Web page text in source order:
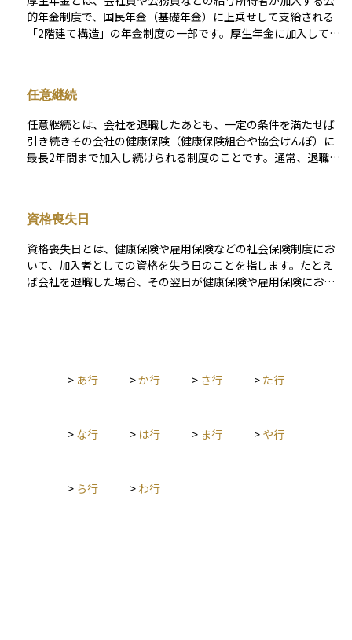
的年金制度で、国民年金（基礎年金）に上乗せして支給される
「2階建て構造」の年金制度の一部です。厚生年金に加入してい
て70歳未満の従業員が対象で、加入・脱退や保険料の納付、記
録管理は日本年金機構が行っています。老後の年金だけでな
く、障害年金や遺族年金なども含む包括的な保障があり、給与
収入がある人にとっては、生活保障の中心となる制度です。
任意継続
任意継続とは、会社を退職したあとも、一定の条件を満たせば
引き続きその会社の健康保険（健康保険組合や協会けんぽ）に
最長2年間まで加入し続けられる制度のことです。通常、退職す
申請する必要があり、保険料は全額自己負担（会社負担分も含
む）となる点に注意が必要です。任意継続は、年齢や持病など
の理由で国民健康保険よりも保険料が安くなる場合があるた
め、比較検討して選ぶことが大切です。
資格喪失日
資格喪失日とは、健康保険や雇用保険などの社会保険制度にお
いて、加入者としての資格を失う日のことを指します。たとえ
ば会社を退職した場合、その翌日が健康保険や雇用保険におけ
康保険への加入や、雇用保険からの失業給付などの手続きが必
日付であり、各種申請書類にも記載されるため、正確な把握が
> あ行 >か行 > さ行 > た行
> な行 > は行 > ま行 > や行
> ら行 > わ行